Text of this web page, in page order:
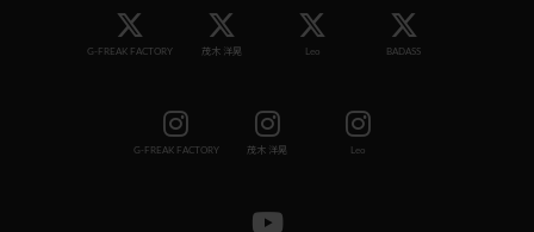
G-FREAK FACTORY 茂木 洋晃 Leo BADASS
G-FREAK FACTORY 茂木 洋晃 Leo